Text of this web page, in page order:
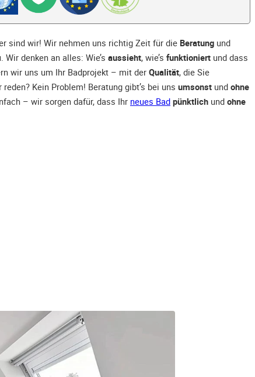
sind wir! Wir nehmen uns richtig Zeit für die Beratung und
Wir denken an alles: Wie’s aussieht, wie’s funktioniert und dass
wir uns um Ihr Badprojekt – mit der Qualität, die Sie
Kein Problem! Beratung gibt’s bei uns umsonst und ohne
– wir sorgen dafür, dass Ihr neues Bad pünktlich und ohne